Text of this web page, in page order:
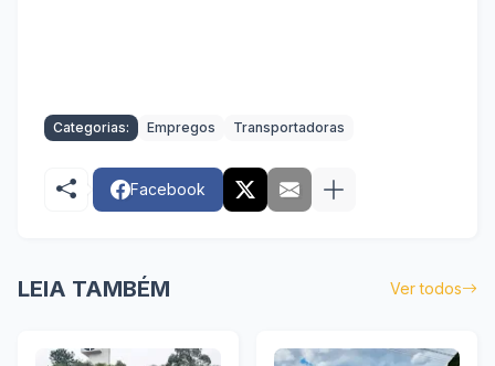
Categorias: Empregos Transportadoras
Facebook
LEIA TAMBÉM Ver todos